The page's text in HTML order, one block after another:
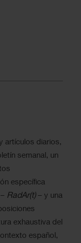
artículos diarios,
semanal, un
específica
RadAr(t)– y una
exhaustiva del
español,